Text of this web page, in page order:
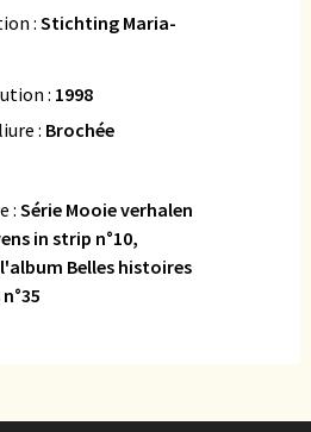
: Stichting Maria-
: 1998
: Brochée
: Série Mooie verhalen
in strip n°10,
Belles histoires